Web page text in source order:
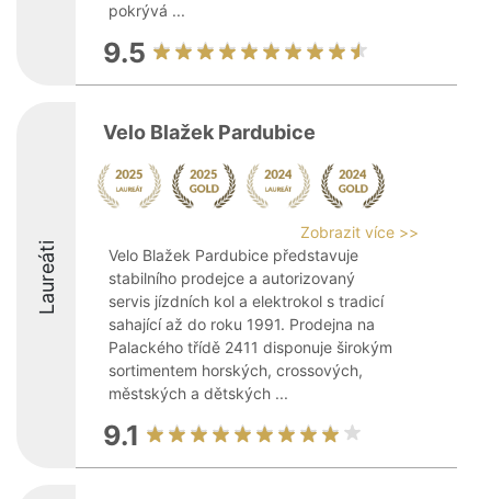
pokrývá ...
9.5
Laureáti
Velo Blažek Pardubice
Zobrazit více >>
Velo Blažek Pardubice představuje
stabilního prodejce a autorizovaný
servis jízdních kol a elektrokol s tradicí
sahající až do roku 1991. Prodejna na
Palackého třídě 2411 disponuje širokým
sortimentem horských, crossových,
městských a dětských ...
9.1